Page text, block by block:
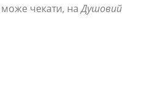
може чекати, наДушовий